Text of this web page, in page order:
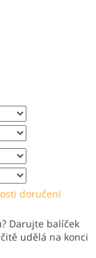
doručení
Darujte balíček
udělá na konci